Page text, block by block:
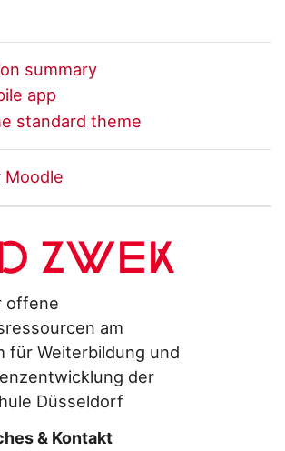
summary
app
standard theme
Moodle
ZWEK
offene
am
für Weiterbildung und
der
Düsseldorf
& Kontakt